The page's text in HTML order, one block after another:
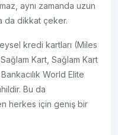
aynı zamanda uzun
da dikkat çeker.
kredi kartları (Miles
Kart, Sağlam Kart
World Elite
Bu da
herkes için geniş bir